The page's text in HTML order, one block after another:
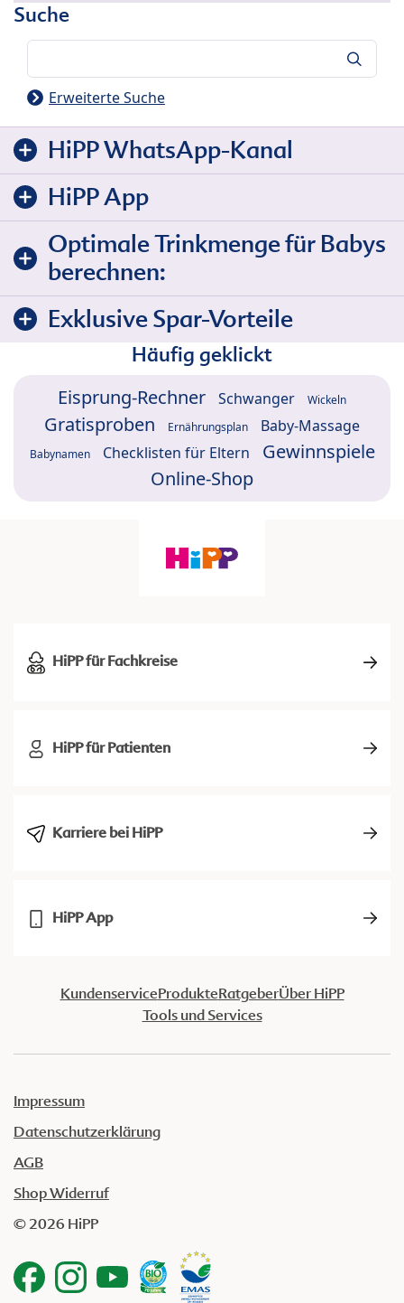
Suche
Erweiterte Suche
HiPP WhatsApp-Kanal
HiPP App
Optimale Trinkmenge für Babys
berechnen:
Exklusive Spar-Vorteile
Häufig geklickt
Eisprung-Rechner Schwanger Wickeln
Gratisproben Ernährungsplan Baby-Massage
Babynamen Checklisten für Eltern
Gewinnspiele
Online-Shop
HiPP für Fachkreise
HiPP für Patienten
Karriere bei HiPP
HiPP App
KundenserviceProdukteRatgeberÜber HiPP
Tools und Services
Impressum
Datenschutzerklärung
AGB
Shop Widerruf
© 2026 HiPP